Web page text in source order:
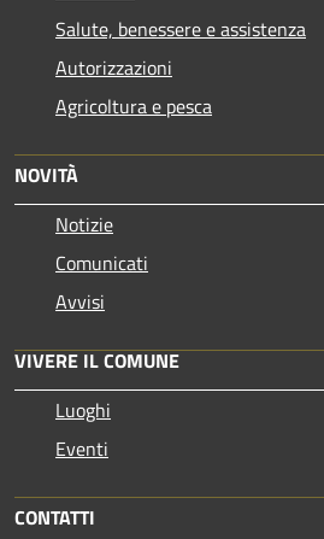
Salute, benessere e assistenza
Autorizzazioni
Agricoltura e pesca
NOVITÀ
Notizie
Comunicati
Avvisi
VIVERE IL COMUNE
Luoghi
Eventi
CONTATTI